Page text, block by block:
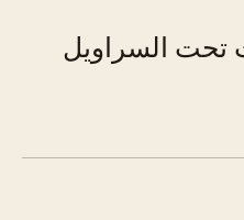
تحت السراويل